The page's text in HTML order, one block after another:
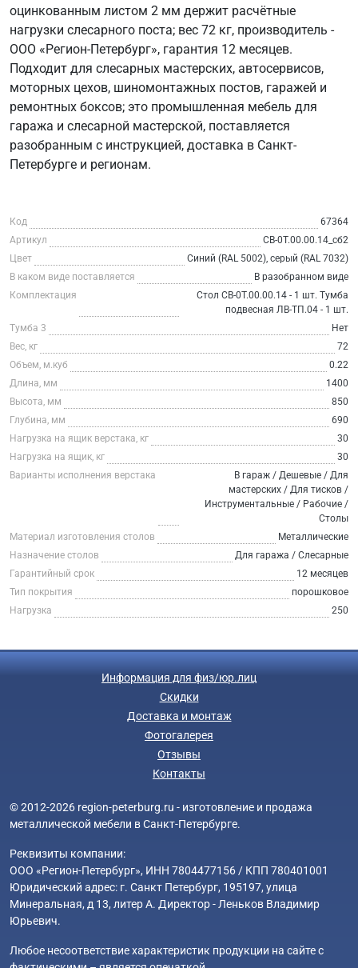
оцинкованным листом 2 мм держит расчётные
нагрузки слесарного поста; вес 72 кг, производитель -
ООО «Регион-Петербург», гарантия 12 месяцев.
Подходит для слесарных мастерских, автосервисов,
моторных цехов, шиномонтажных постов, гаражей и
ремонтных боксов; это промышленная мебель для
гаража и слесарной мастерской, поставляется
разобранным с инструкцией, доставка в Санкт-
Петербурге и регионам.
Код
67364
Артикул
СВ-0Т.00.00.14_сб2
Цвет
Синий (RAL 5002), серый (RAL 7032)
В каком виде поставляется
В разобранном виде
Комплектация
Стол СВ-0Т.00.00.14 - 1 шт. Тумба
подвесная ЛВ-ТП.04 - 1 шт.
Тумба 3
Нет
Вес, кг
72
Объем, м.куб
0.22
Длина, мм
1400
Высота, мм
850
Глубина, мм
690
Нагрузка на ящик верстака, кг
30
Нагрузка на ящик, кг
30
Варианты исполнения верстака
В гараж / Дешевые / Для
мастерских / Для тисков /
Инструментальные / Рабочие /
Столы
Материал изготовления столов
Металлические
Назначение столов
Для гаража / Слесарные
Гарантийный срок
12 месяцев
Тип покрытия
порошковое
Нагрузка
250
Информация для физ/юр.лиц
Скидки
Доставка и монтаж
Фотогалерея
Отзывы
Контакты
© 2012-2026 region-peterburg.ru - изготовление и продажа
металлической мебели в Санкт-Петербурге.
Реквизиты компании:
ООО «Регион-Петербург», ИНН 7804477156 / КПП 780401001
Юридический адрес: г. Санкт Петербург, 195197, улица
Минеральная, д 13, литер А. Директор - Леньков Владимир
Юрьевич.
Любое несоответствие характеристик продукции на сайте с